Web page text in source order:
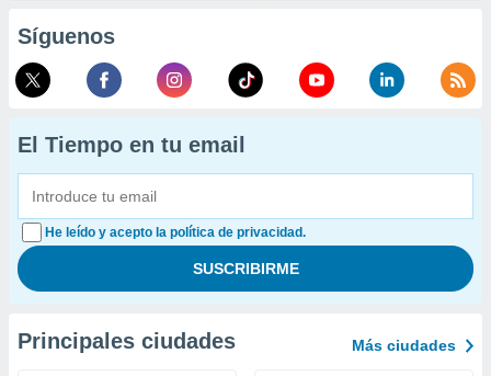
Síguenos
El Tiempo en tu email
He leído y acepto la política de privacidad.
Principales ciudades Más ciudades